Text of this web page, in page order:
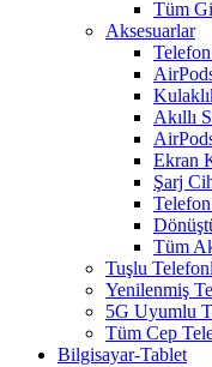
Tüm
Aksesuarlar
Telefon
Akıllı
Ekran
Şarj
Tüm
Tuşlu
Yenilenmiş
5G Uyumlu
Tüm Cep
Bilgisayar-Tablet